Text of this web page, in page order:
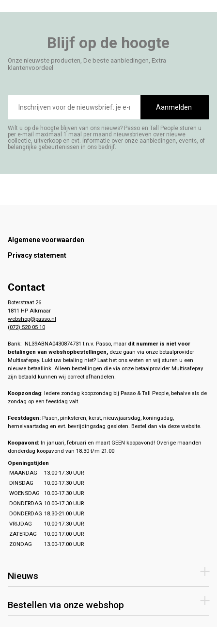
Blijf op de hoogte
Onze nieuwste producten, De beste aanbiedingen, Extra
klantenvoordeel
mailadres
Aanmelden
Wilt u op de hoogte blijven van ons nieuws? Passo en Tall People sturen u
per e-mail maximaal 1 maal per maand nieuwsbrieven over nieuwe
collectie, uitverkoop en evt. informatie over onze aanbiedingen, events, of
belangrijke gebeurtenissen in ons bedrijf.
Footer
Algemene voorwaarden
Privacy statement
Contact
Boterstraat 26
1811 HP Alkmaar
webshop@passo.nl
(072) 520 05 10
Bank: NL39ABNA0430874731 t.n.v. Passo, maar dit nummer is niet voor
betalingen van webshopbestellingen, deze gaan via onze betaalprovider
Multisafepay. Lukt uw betaling niet? Laat het ons weten en wij sturen u een
nieuwe betaallink. Alleen bestellingen die via onze betaalprovider Multisafepay
zijn betaald kunnen wij correct afhandelen.
Koopzondag: Iedere zondag koopzondag bij Passo & Tall People, behalve als de
zondag op een feestdag valt.
Feestdagen: Pasen, pinksteren, kerst, nieuwjaarsdag, koningsdag,
hemelvaartsdag en evt. bevrijdingsdag gesloten. Bestel dan via deze website.
Koopavond: In januari, februari en maart GEEN koopavond! Overige maanden
donderdag koopavond van 18.30 t/m 21.00
Openingstijden
MAANDAG
13.00-17.30 UUR
DINSDAG
10.00-17.30 UUR
WOENSDAG
10.00-17.30 UUR
DONDERDAG 10.00-17.30 UUR
DONDERDAG 18.30-21.00 UUR
VRIJDAG
10.00-17.30 UUR
ZATERDAG
10.00-17.00 UUR
ZONDAG
13.00-17.00 UUR
Nieuws
Bestellen via onze webshop